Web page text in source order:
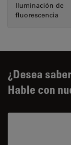
Iluminación de
fluorescencia
¿Desea
Hable con